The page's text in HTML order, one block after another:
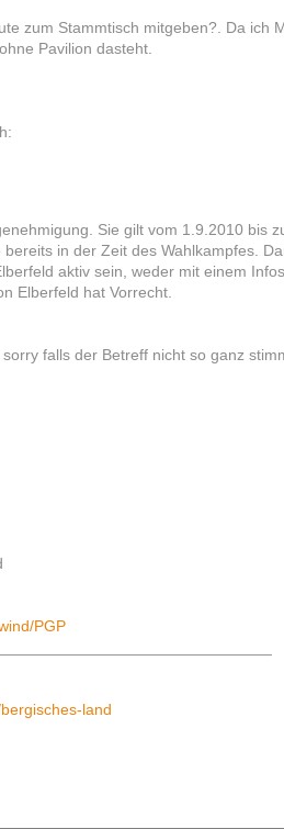
zum Stammtisch mitgeben?. Da ich
Pavilion dasteht.
Sie gilt vom 1.9.2010 bis
in der Zeit des Wahlkampfes.
aktiv sein, weder mit einem
Elberfeld hat Vorrecht.
falls der Betreff nicht so ganz
PGP
land